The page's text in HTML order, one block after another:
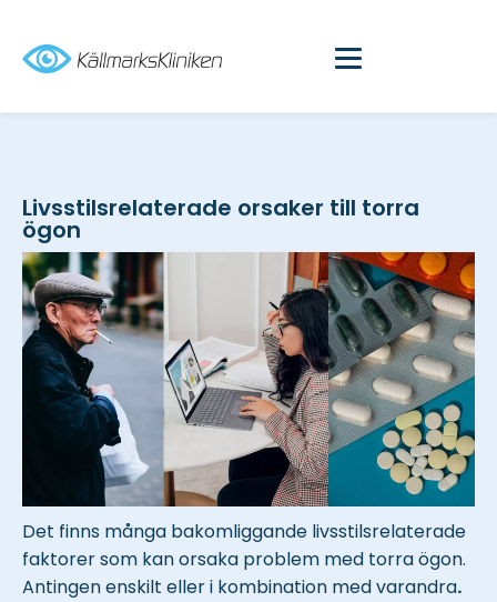
Livsstilsrelaterade orsaker till torra
ögon
Det finns många bakomliggande livsstilsrelaterade
faktorer som kan orsaka problem med torra ögon.
Antingen enskilt eller i kombination med varandra.